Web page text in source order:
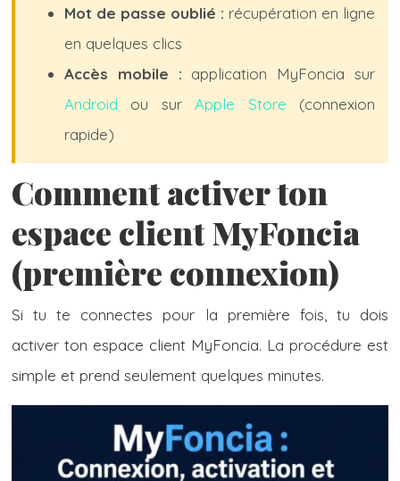
Mot de passe oublié : récupération en ligne
en quelques clics
Accès mobile : application MyFoncia sur
Android ou surApple Store (connexion
rapide)
Comment activer ton
espace client MyFoncia
(première connexion)
Si tu te connectes pour la première fois, tu dois
activer ton espace client MyFoncia. La procédure est
simple et prend seulement quelques minutes.